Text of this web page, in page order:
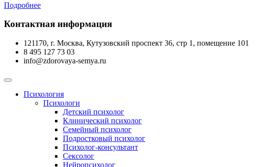
Подробнее
Контактная информация
121170, г. Москва, Кутузовский проспект 36, стр 1, помещение 101
‪8 495 127 73 03
info@zdorovaya-semya.ru
Психология
Психологи
Детский психолог
Клинический психолог
Семейный психолог
Подростковый психолог
Психолог-консультант
Сексолог
Нейропсихолог